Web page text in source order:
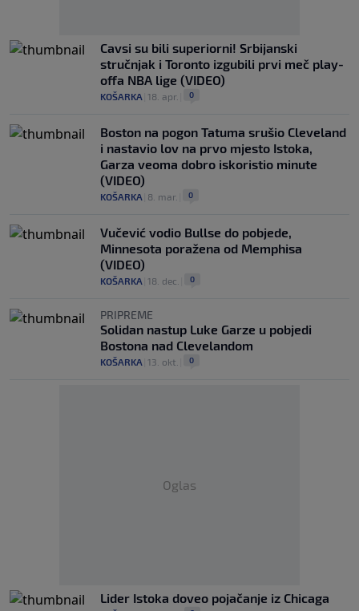
Cavsi su bili superiorni! Srbijanski
stručnjak i Toronto izgubili prvi meč play-
offa NBA lige (VIDEO)
KOŠARKA 18. apr. 0
Boston na pogon Tatuma srušio Cleveland
i nastavio lov na prvo mjesto Istoka,
Garza veoma dobro iskoristio minute
(VIDEO)
KOŠARKA 8. mar. 0
Vučević vodio Bullse do pobjede,
Minnesota poražena od Memphisa
(VIDEO)
KOŠARKA 18. dec. 0
PRIPREME
Solidan nastup Luke Garze u pobjedi
Bostona nad Clevelandom
KOŠARKA 13. okt. 0
Oglas
Lider Istoka doveo pojačanje iz Chicaga